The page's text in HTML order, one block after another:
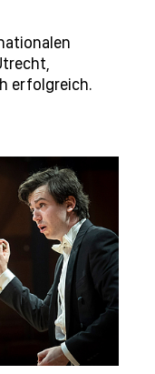
erfolgreich.